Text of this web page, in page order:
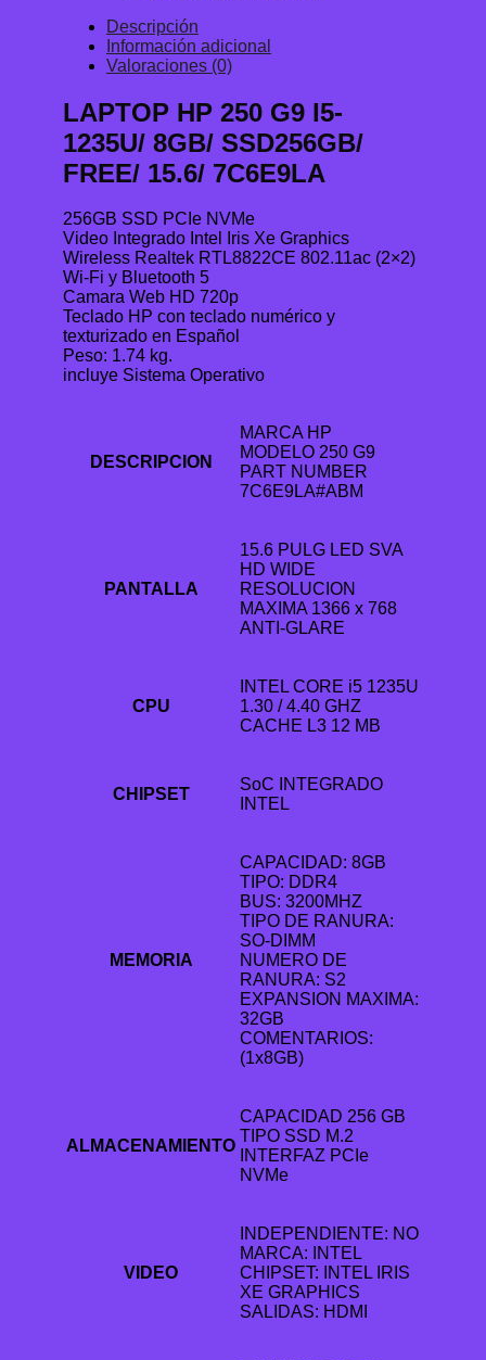
Descripción
Información adicional
Valoraciones (0)
LAPTOP HP 250 G9 I5-
1235U/ 8GB/ SSD256GB/
FREE/ 15.6/ 7C6E9LA
256GB SSD PCIe NVMe
Video Integrado Intel Iris Xe Graphics
Wireless Realtek RTL8822CE 802.11ac (2×2)
Wi-Fi y Bluetooth 5
Camara Web HD 720p
Teclado HP con teclado numérico y
texturizado en Español
Peso: 1.74 kg.
incluye Sistema Operativo
DESCRIPCION
MARCA HP
MODELO 250 G9
PART NUMBER
7C6E9LA#ABM
PANTALLA
15.6 PULG LED SVA
HD WIDE
RESOLUCION
MAXIMA 1366 x 768
ANTI-GLARE
CPU
INTEL CORE i5 1235U
1.30 / 4.40 GHZ
CACHE L3 12 MB
CHIPSET
SoC INTEGRADO
INTEL
MEMORIA
CAPACIDAD: 8GB
TIPO: DDR4
BUS: 3200MHZ
TIPO DE RANURA:
SO-DIMM
NUMERO DE
RANURA: S2
EXPANSION MAXIMA:
32GB
COMENTARIOS:
(1x8GB)
ALMACENAMIENTO
CAPACIDAD 256 GB
TIPO SSD M.2
INTERFAZ PCIe
NVMe
VIDEO
INDEPENDIENTE: NO
MARCA: INTEL
CHIPSET: INTEL IRIS
XE GRAPHICS
SALIDAS: HDMI